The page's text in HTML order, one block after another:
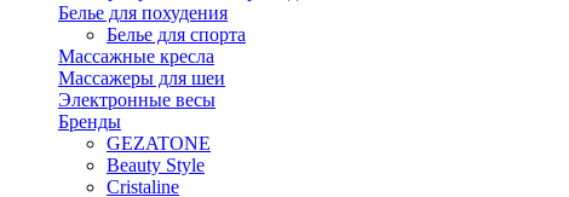
Белье для похудения
Белье для спорта
Массажные кресла
Массажеры для шеи
Электронные весы
Бренды
GEZATONE
Beauty Style
Cristaline